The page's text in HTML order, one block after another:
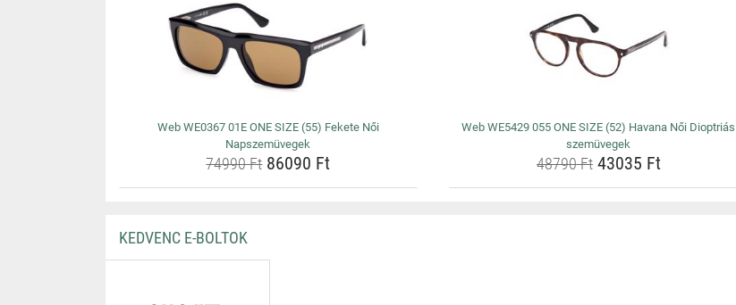
Web WE0367 01E ONE SIZE (55) Fekete Női
Napszemüvegek
74990 Ft86090 Ft
Web WE5429 055 ONE SIZE (52) Havana Női Dioptriás
szemüvegek
48790 Ft43035 Ft
KEDVENC E-BOLTOK